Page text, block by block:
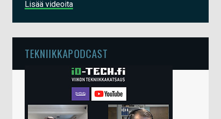
Lisää videoita
TEKNIIKKAPODCAST